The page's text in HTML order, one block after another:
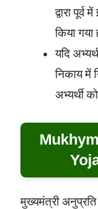
द्वारा
किया गया
यदि
निकाय में
अभ्यर्थी
मुख्यमंत्री